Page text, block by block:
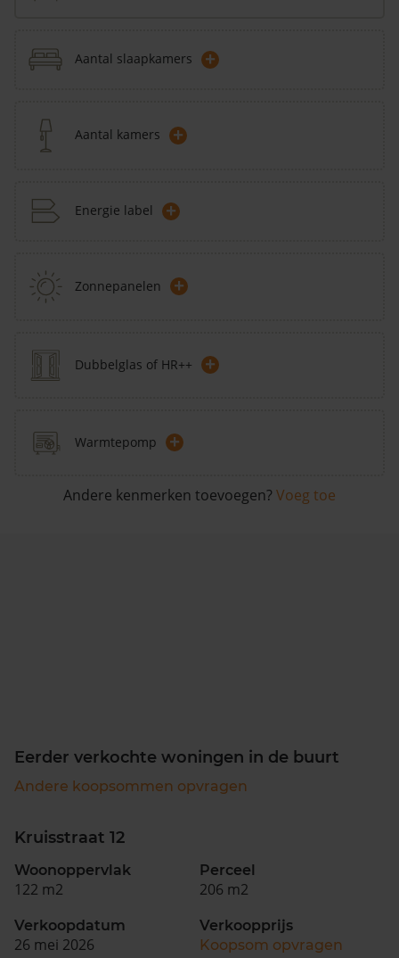
Aantal slaapkamers +
Aantal kamers +
Energie label +
Zonnepanelen +
Dubbelglas of HR++ +
Warmtepomp +
Andere kenmerken toevoegen? Voeg toe
Eerder verkochte woningen in de buurt
Andere koopsommen opvragen
Kruisstraat 12
Woonoppervlak
122 m2
Perceel
206 m2
Verkoopdatum
26 mei 2026
Verkoopprijs
Koopsom opvragen